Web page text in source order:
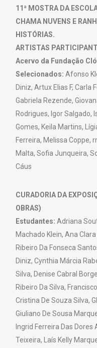
11ª MOSTRA DA
CHAMA NUVENS E
HISTÓRIAS.
ARTISTAS
Acervo da Fundação
Selecionados: Afonso
Diniz, Artux Elias F, Carla
Gabriela Rezende,
Rodrigues, Igor Salgado,
Gomes, Keila Martins,
Ferreira, Melissa Coppe,
Malta, Sofia Junqueira,
Cáus
CURADORIA DA
OBRAS)
Estudantes: Adriana
Machado Klein, Ana
Ribeiro Da Fonseca
Diniz, Cynthia Márcia
Silva, Denise Cabral
Ribeiro Da Silva,
Cristina De Souza Silva,
Giuliano De Sousa
Ingrid Ferreira Das Dores
Teixeira, Laís Kelly